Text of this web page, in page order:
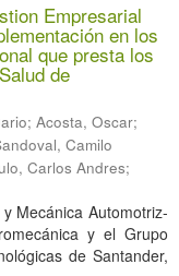
Empresarial
en los
que presta los
de
; Acosta, Oscar;
Camilo
Carlos Andres;
Mecánica Automotriz-
y el Grupo
de Santander,